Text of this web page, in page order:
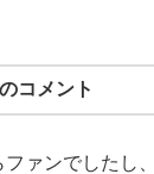
コメント
ファンでしたし